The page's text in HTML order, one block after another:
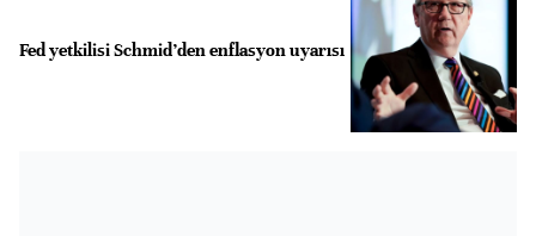
Fed yetkilisi Schmid’den enflasyon uyarısı